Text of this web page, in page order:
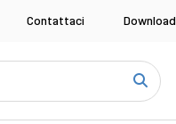
Contattaci Download